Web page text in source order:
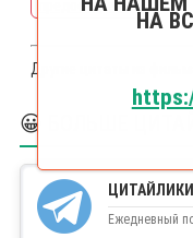
предостерегать
Другие цитаты из фильма
😀 БОЛЬШЕ
Ежедневный
НА